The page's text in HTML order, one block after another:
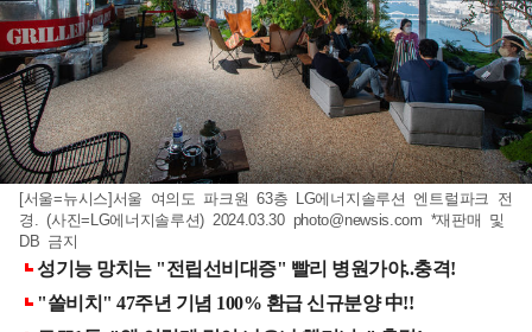
[서울=뉴시스]서울 여의도 파크원 63층 LG에너지솔루션 엔트럴파크 전
경. (사진=LG에너지솔루션) 2024.03.30 photo@newsis.com *재판매 및
DB 금지